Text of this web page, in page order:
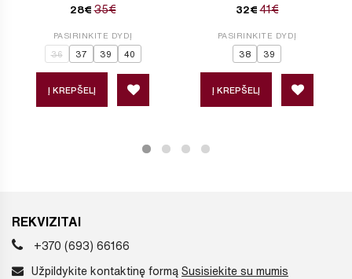
28€ 35€
PASIRINKITE DYDĮ
36 37 39 40
Į KREPŠELĮ
32€ 41€
PASIRINKITE DYDĮ
38 39
Į KREPŠELĮ
REKVIZITAI
+370 (693) 66166
Užpildykite kontaktinę formą Susisiekite su mumis